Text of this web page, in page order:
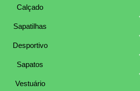
Calçado
Sapatilhas
Desportivo
Sapatos
Vestuário